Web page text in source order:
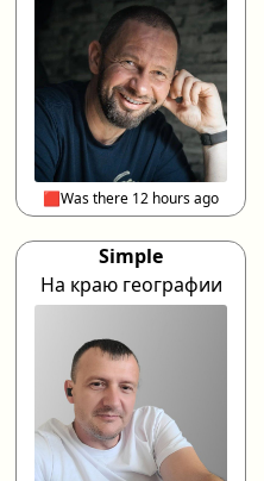
🟥Was there 12 hours ago
Simple
На краю географии